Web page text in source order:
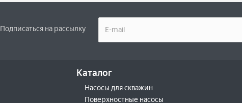
Подписаться на рассылку
Каталог
Насосы для скважин
Поверхностные насосы